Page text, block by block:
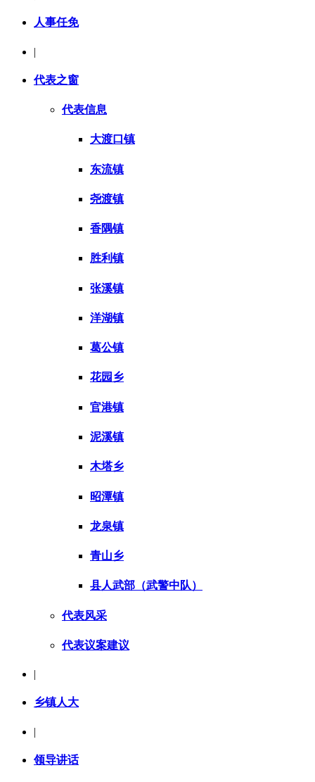
人事任免
|
代表之窗
代表信息
大渡口镇
东流镇
尧渡镇
香隅镇
胜利镇
张溪镇
洋湖镇
葛公镇
花园乡
官港镇
泥溪镇
木塔乡
昭潭镇
龙泉镇
青山乡
县人武部（武警中队）
代表风采
代表议案建议
|
乡镇人大
|
领导讲话